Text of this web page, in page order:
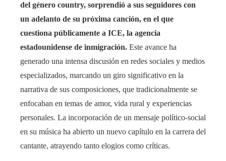
del género country, sorprendió a sus seguidores con
un adelanto de su próxima canción, en el que
cuestiona públicamente a ICE, la agencia
estadounidense de inmigración. Este avance ha
generado una intensa discusión en redes sociales y medios
especializados, marcando un giro significativo en la
narrativa de sus composiciones, que tradicionalmente se
enfocaban en temas de amor, vida rural y experiencias
personales. La incorporación de un mensaje político-social
en su música ha abierto un nuevo capítulo en la carrera del
cantante, atrayendo tanto elogios como críticas.